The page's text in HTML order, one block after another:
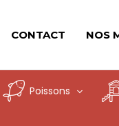
CONTACT NOS
Poissons